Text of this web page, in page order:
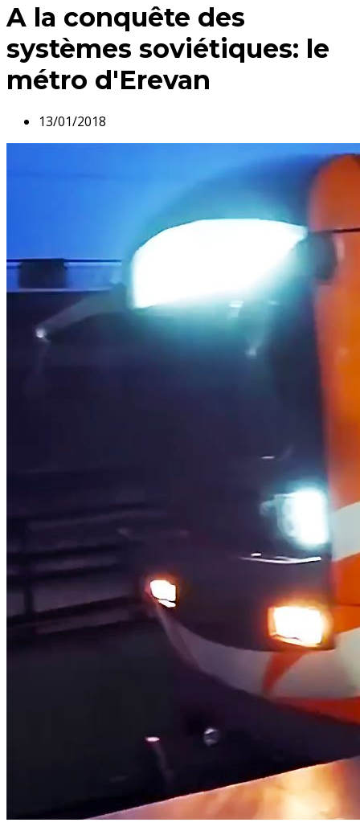
A la conquête des
systèmes soviétiques: le
métro d'Erevan
13/01/2018